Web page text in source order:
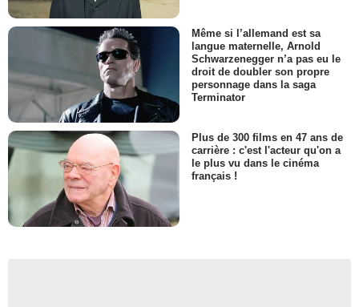
Même si l’allemand est sa
langue maternelle, Arnold
Schwarzenegger n’a pas eu le
droit de doubler son propre
personnage dans la saga
Terminator
Plus de 300 films en 47 ans de
carrière : c'est l'acteur qu'on a
le plus vu dans le cinéma
français !